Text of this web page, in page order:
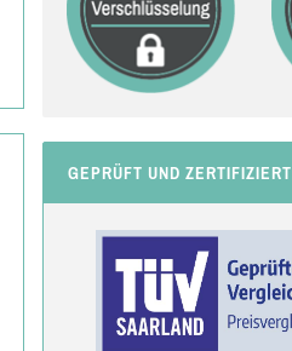
GEPRÜFT UND ZERTIFIZIERT